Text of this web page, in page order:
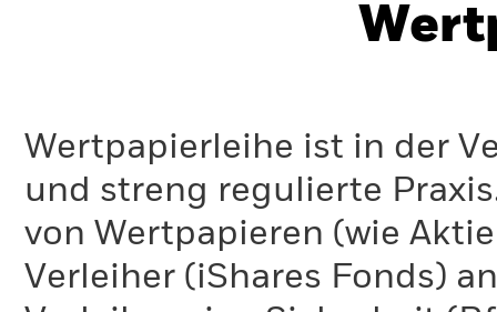
Wertpapierleihe ist in der
und streng regulierte
von Wertpapieren (wie
Verleiher (iShares Fonds)